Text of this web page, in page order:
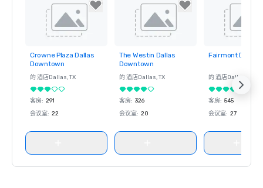
Removed from
favorites
Crowne Plaza Dallas
Downtown
的 酒店Dallas, TX
客房: 291
会议室: 22
Removed from
favorites
The Westin Dallas
Downtown
的 酒店Dallas, TX
客房: 326
会议室: 20
Removed
Fairmont Dallas
的 酒店Dallas
客房: 545
会议室: 27